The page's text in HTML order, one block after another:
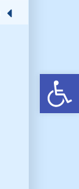
פתח סרגל נגישות